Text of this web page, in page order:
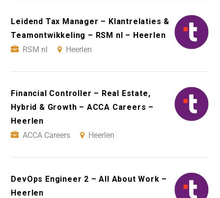
Leidend Tax Manager – Klantrelaties &
Teamontwikkeling – RSM nl – Heerlen
RSM nl
Heerlen
Financial Controller – Real Estate,
Hybrid & Growth – ACCA Careers –
Heerlen
ACCA Careers
Heerlen
DevOps Engineer 2 – All About Work –
Heerlen